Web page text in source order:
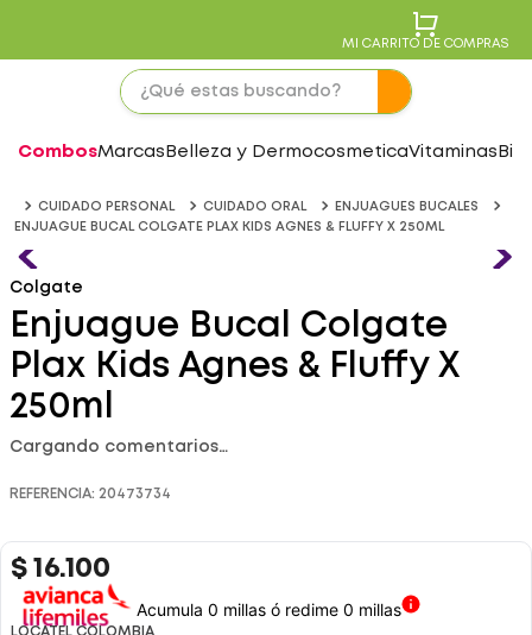
MI CARRITO DE COMPRAS
CombosMarcas Belleza y DermocosmeticaVitaminas
CUIDADO PERSONAL CUIDADO ORAL
ENJUAGUES BUCALES
ENJUAGUE BUCAL COLGATE PLAX KIDS AGNES & FLUFFY X 250ML
Colgate
Enjuague Bucal Colgate
Plax Kids Agnes & Fluffy X
250ml
Cargando comentarios…
REFERENCIA: 20473734
$ 16.100
Acumula 0 millas ó redime 0 millas
LOCATEL COLOMBIA